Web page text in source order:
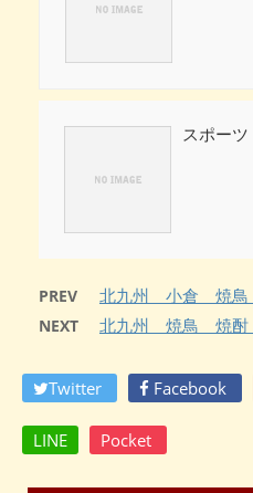
スポー
PREV 北九州 小倉 焼
NEXT 北九州 焼鳥 焼
Twitter Facebook
LINE Pocket